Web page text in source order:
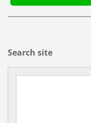
Search site